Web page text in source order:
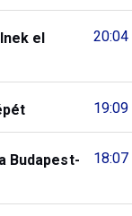
20:04
el
19:09
18:07
Budapest-